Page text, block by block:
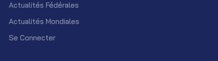
Actualités Fédérales
Actualités Mondiales
Se Connecter